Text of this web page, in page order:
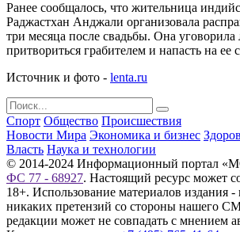
Ранее сообщалось, что жительница
Раджастхан Анджали организовала
три месяца после свадьбы. Она
притвориться грабителем и напасть на ее
Источник и фото - lenta.ru
Спорт Общество Происшествия
Новости Мира Экономика и бизнес
Власть Наука и технологии
© 2014-2024 Информационный портал
ФС 77 - 68927. Настоящий ресурс может
18+. Использование материалов издания -
никаких претензий со стороны нашего
редакции может не совпадать с мнением